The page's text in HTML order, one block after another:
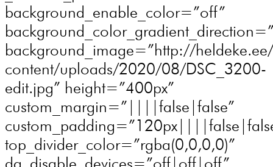
background_enable_color=”off”
background_image=”http://
content/uploads/2020/08/DSC_3200-
edit.jpg” height=”400px”
custom_margin=”||||false|false”
top_divider_color=”rgba(0,0,0,0)”
da_disable_devices=”off|off|off”